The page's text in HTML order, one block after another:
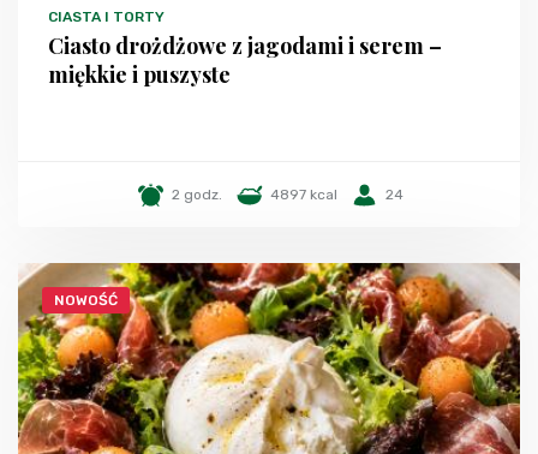
CIASTA I TORTY
Ciasto drożdżowe z jagodami i serem –
miękkie i puszyste
2 godz. 4897 kcal 24
NOWOŚĆ